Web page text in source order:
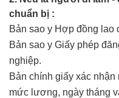
chuẩn bị :
Bản sao y Hợp đồng lao
Bản sao y Giấy phép
nghiệp.
Bản chính giấy xác
mức lương, ngày tháng